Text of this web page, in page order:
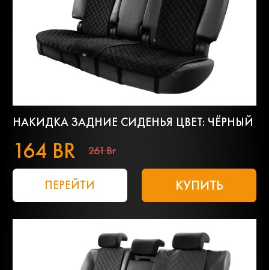
НАКИДКА ЗАДНИЕ СИДЕНЬЯ ЦВЕТ: ЧЁРНЫЙ
164 BR 261 Br
ПЕРЕЙТИ КУПИТЬ